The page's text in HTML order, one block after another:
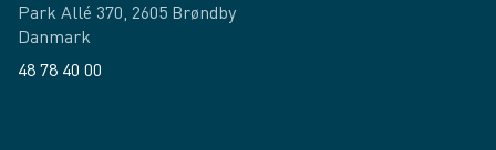
Park Allé 370, 2605 Brøndby
Danmark
48 78 40 00